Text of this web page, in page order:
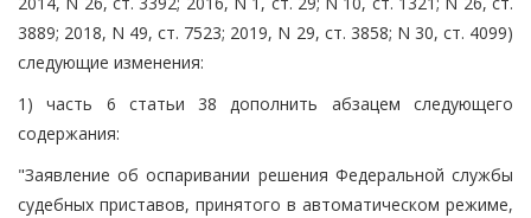
3889; 2018, N 49, ст. 7523; 2019, N 29, ст. 3858; N 30, ст. 4099)
следующие изменения:
1) часть 6 статьи 38 дополнить абзацем следующего
содержания:
"Заявление об оспаривании решения Федеральной службы
судебных приставов, принятого в автоматическом режиме,